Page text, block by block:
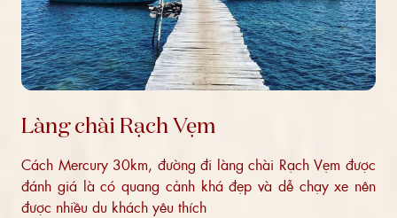
Làng chài Rạch Vẹm
Cách Mercury 30km, đường đi làng chài Rạch Vẹm được
đánh giá là có quang cảnh khá đẹp và dễ chạy xe nên
được nhiều du khách yêu thích